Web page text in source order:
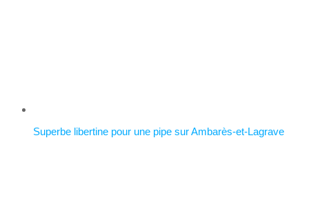
Superbe libertine pour une pipe sur Ambarès-et-Lagrave